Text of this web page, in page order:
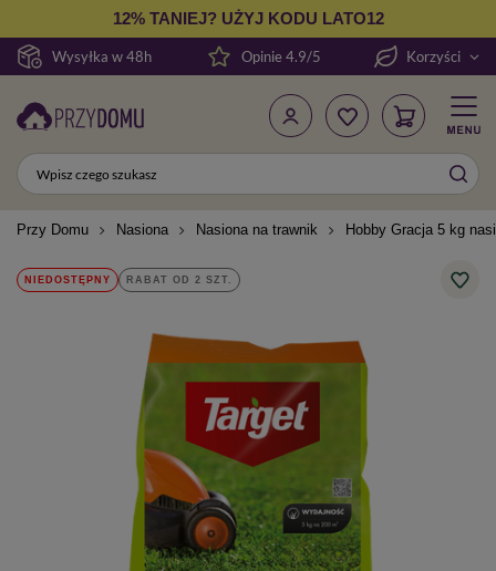
Wysyłka w 48h
12% TANIEJ? UŻYJ KODU LATO12
Opinie 4.9/5 Korzyści
Przy Domu Nasiona Nasiona na trawnik Hobby Gracja 5 kg
NIEDOSTĘPNY RABAT OD 2 SZT.